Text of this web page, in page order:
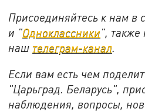
Присоединяйтесь к нам в
и "Одноклассники", также
наш телеграм-канал.
Если вам есть чем
"Царьград. Беларусь",
наблюдения, вопросы,